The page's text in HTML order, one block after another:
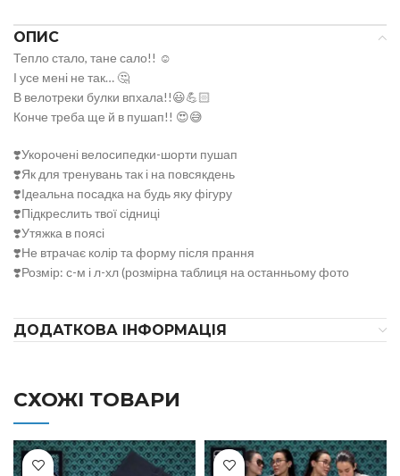
ОПИС
Тепло стало, тане сало!! ☺️
І усе мені не так… 🤔
В велотреки булки впхала!!😃💪🏻
Конче треба ще й в пушап!! 😍😅
❣️Укорочені велосипедки-шорти пушап
❣️Як для тренувань так і на повсякдень
❣️Ідеальна посадка на будь яку фігуру
❣️Підкреслить твої сідниці
❣️Утяжка в поясі
❣️Не втрачає колір та форму після прання
❣️Розмір: с-м і л-хл (розмірна таблиця на останньому фото
ДОДАТКОВА ІНФОРМАЦІЯ
СХОЖІ ТОВАРИ